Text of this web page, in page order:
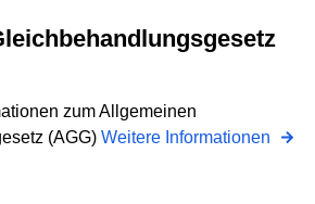
zum Allgemeinen
(AGG) Weitere Informationen